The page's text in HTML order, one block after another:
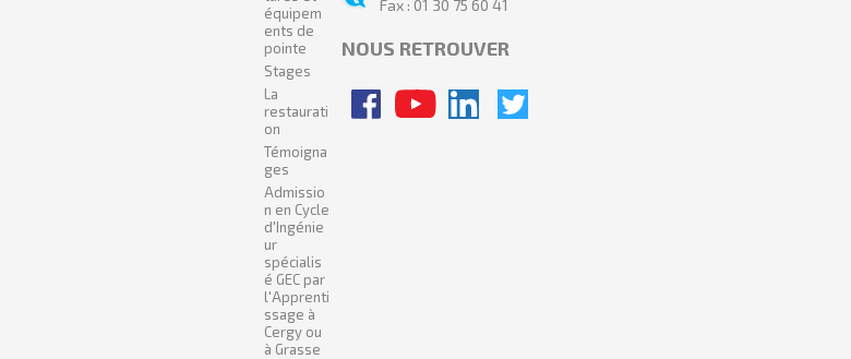
équipem
ents de
pointe
Stages
La
restaurati
on
Témoigna
ges
Admissio
n en Cycle
d'Ingénie
ur
spécialis
é GEC par
l'Apprenti
ssage à
Cergy ou
à Grasse
Fax : 01 30 75 60 41
NOUS RETROUVER